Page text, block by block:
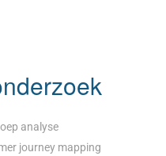
analyse
journey mapping